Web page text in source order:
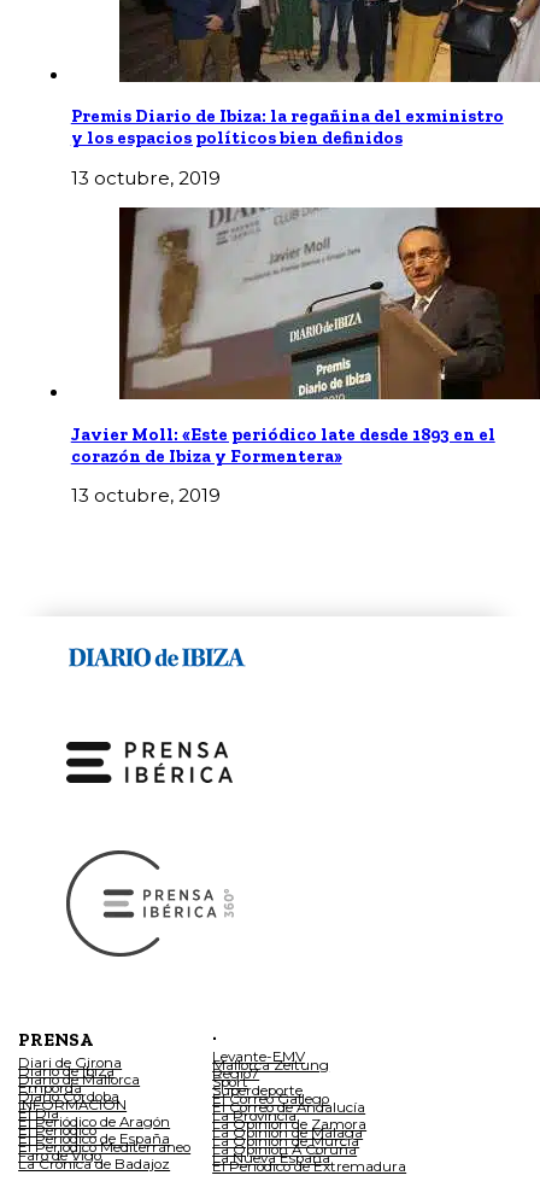
Premis Diario de Ibiza: la regañina del exministro
y los espacios polí­ticos bien definidos
13 octubre, 2019
Javier Moll: «Este periódico late desde 1893 en el
corazón de Ibiza y Formentera»
13 octubre, 2019
PRENSA
Diari de Girona
Diario de Ibiza
Diario de Mallorca
Empordà
Diario Córdoba
INFORMACIÓN
El Día
El Periódico de Aragón
El Periódico
El Periódico de España
El Periódico Mediterráneo
Faro de Vigo
La Crónica de Badajoz
.
Levante-EMV
Mallorca Zeitung
Regio7
Sport
Superdeporte
El Correo Gallego
El Correo de Andalucía
La Provincia
La Opinión de Zamora
La Opinión de Málaga
La Opinión de Murcia
La Opinión A Coruña
La Nueva España
El Periódico de Extremadura